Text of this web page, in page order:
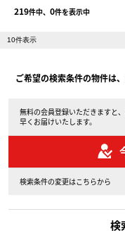
219件中、 0件を表示中
ご希望の検索条件の物件は
無料の会員登録いただきますと
早くお届けいたします。
検索条件の変更はこちらから
検